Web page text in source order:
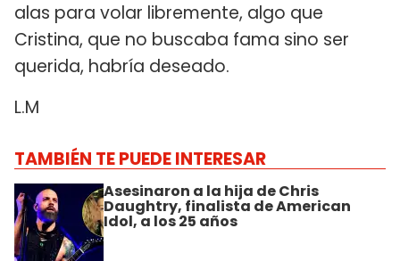
alas para volar libremente, algo que
Cristina, que no buscaba fama sino ser
querida, habría deseado.
L.M
TAMBIÉN TE PUEDE INTERESAR
Asesinaron a la hija de Chris
Daughtry, finalista de American
Idol, a los 25 años